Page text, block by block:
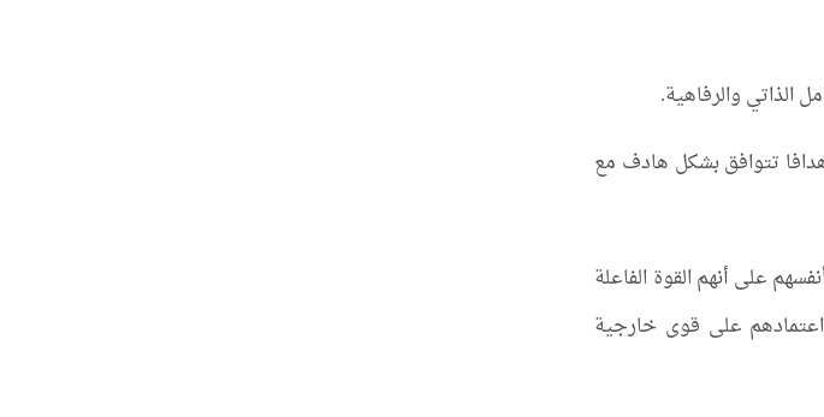
والرفاهية.
تتوافق بشكل هادف مع
على أنهم القوة الفاعلة
اعتمادهم على قوى خارجية